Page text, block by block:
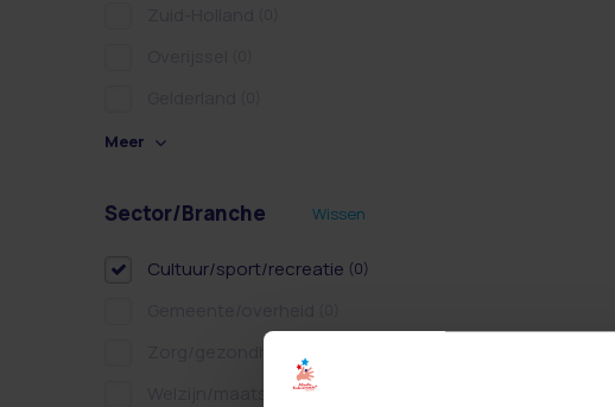
Meer
Sector/Branche Wissen
Cultuur/sport/recreatie (0)
Zorg/gezondheidszorg
Welzijn/maatschappelijk